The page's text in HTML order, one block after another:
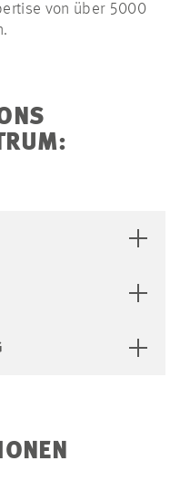
von über 5000